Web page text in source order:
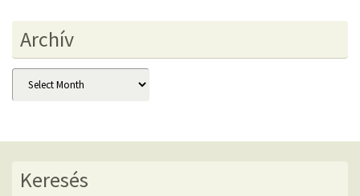
Archív
Archív
Keresés